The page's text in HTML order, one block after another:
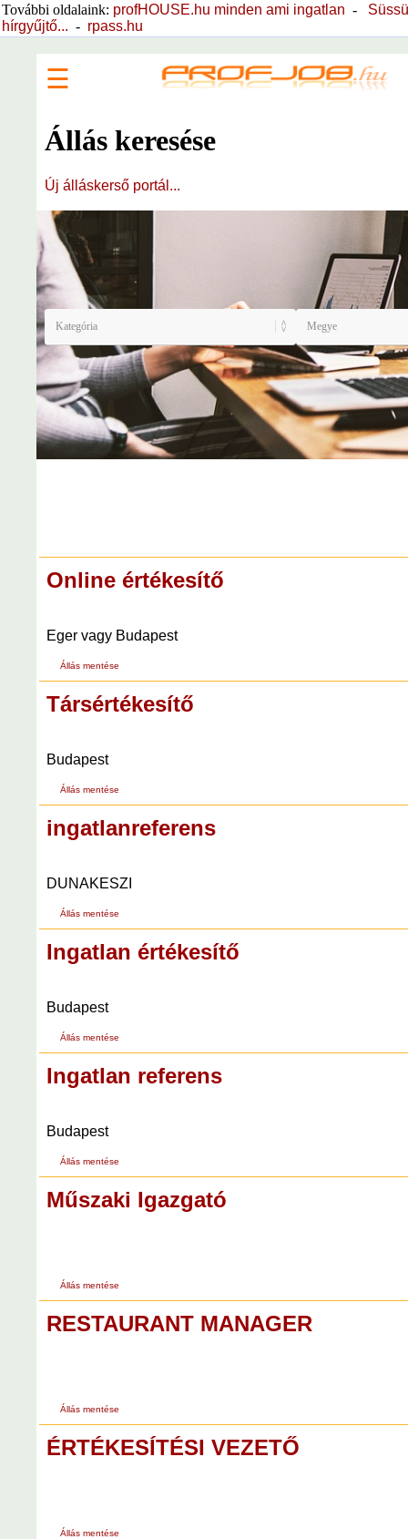
További oldalaink: profHOUSE.hu minden ami ingatlan -
hírgyűjtő... - rpass.hu
☰
Állás keresése
Új álláskerső portál...
Online értékesítő
Eger vagy Budapest
Állás mentése
Társértékesítő
Budapest
Állás mentése
ingatlanreferens
DUNAKESZI
Állás mentése
Ingatlan értékesítő
Budapest
Állás mentése
Ingatlan referens
Budapest
Állás mentése
Műszaki Igazgató
Állás mentése
RESTAURANT MANAGER
Állás mentése
ÉRTÉKESÍTÉSI VEZETŐ
Állás mentése